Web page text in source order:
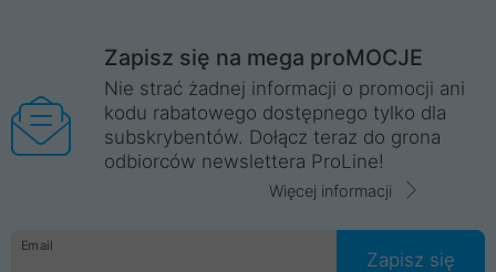
Zapisz się na mega proMOCJE
Nie strać żadnej informacji o promocji ani
kodu rabatowego dostępnego tylko dla
subskrybentów. Dołącz teraz do grona
odbiorców newslettera ProLine!
Więcej informacji
Email
Zapisz się